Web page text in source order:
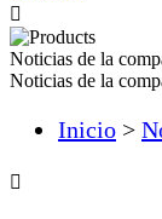

Noticias de la
Noticias de la
Inicio >
